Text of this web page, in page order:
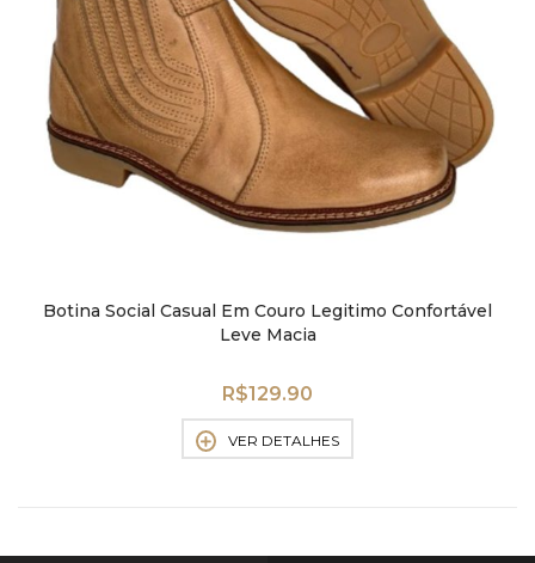
Botina Social Casual Em Couro Legitimo Confortável
Leve Macia
R$129.90
VER DETALHES